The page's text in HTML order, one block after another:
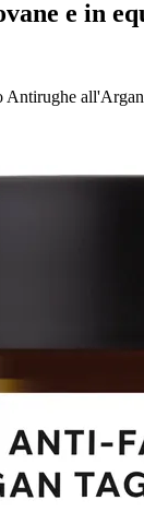
e in
Antirughe all'Argan